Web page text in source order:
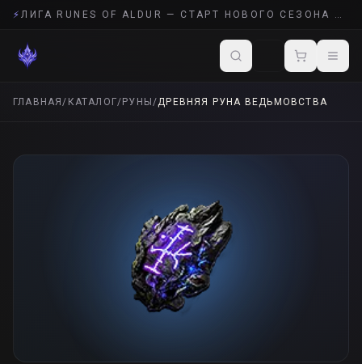
⚡ ЛИГА RUNES OF ALDUR — СТАРТ НОВОГО СЕЗОНА POE 2
ГЛАВНАЯ/ КАТАЛОГ/ РУНЫ/ДРЕВНЯЯ РУНА ВЕДЬМОВСТВА